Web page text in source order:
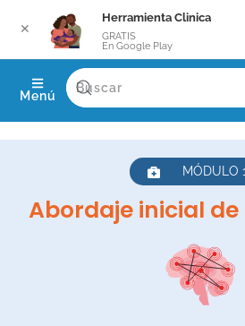
Menú
MÓDULO
Abordaje inicial
✕
Herramienta Clinica
GRATIS
En Google Play